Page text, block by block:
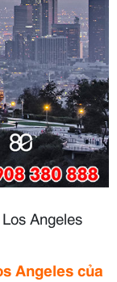
Angeles
Angeles của